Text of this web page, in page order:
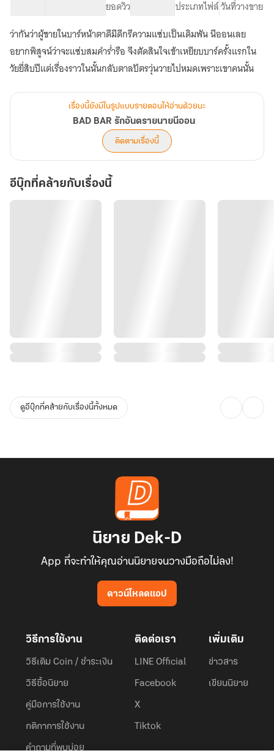
นีออน
ยอดวิว ประเภทไฟล์วันที่วางขาย
ว่ากันว่าผู้ชายในบาร์หน้าตาดีมีดีกรีความแซ่บเป็นเดิมพัน นีออนเลย
อยากพิสูจน์ว่าจะแซ่บสมคำร่ำรือ จึงตัดสินใจเข้าเหยียบบาร์ครั้งแรกใน
วัยยี่สิบปีแต่เรื่องราวในนั้นกลับตาลปัตรวุ่นวายไปหมดเพราะเขาคนนั้น
เรื่องนี้ยังมีในรูปแบบรายตอนให้อ่านด้วยนะ
BAD BAR รักอันตรายนายนีออน
ติดตามเรื่องนี้
อีบุ๊กที่คล้ายกับเรื่องนี้
ดูอีบุ๊กที่คล้ายกับเรื่องนี้ทั้งหมด
นิยาย Dek-D
App ที่จะทำให้คุณอ่านนิยายจนวางมือถือไม่ลง!
ดาวน์โหลดแอป
วิธีการใช้งาน
วิธีเติม Coin / ชำระเงิน
วิธีซื้อนิยาย
คู่มือการใช้งาน
กติกาการใช้งาน
คำถามที่พบบ่อย
ติดต่อเรา
LINE Official
Facebook
X
Tiktok
เพิ่มเติม
ข่าวสาร
เขียนนิยาย